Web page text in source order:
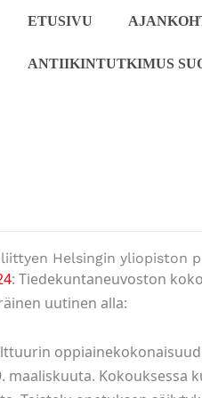
ETUSIVU
ANTIIKINTUTKIMUS
Helsingin yliopiston
: Tiedekuntaneuvoston
uutinen alla:
maaliskuuta.